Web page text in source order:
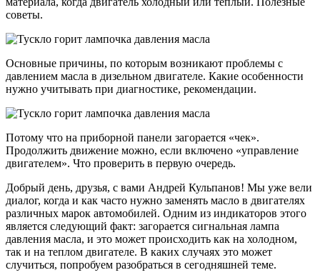
советы.
Основные причины, по которым возникают проблемы с
давлением масла в дизельном двигателе. Какие особенности
нужно учитывать при диагностике, рекомендации.
Потому что на приборной панели загорается «чек».
Продолжить движение можно, если включено «управление
двигателем». Что проверить в первую очередь.
Добрый день, друзья, с вами Андрей Кульпанов! Мы уже вели
диалог, когда и как часто нужно заменять масло в двигателях
различных марок автомобилей. Одним из индикаторов этого
является следующий факт: загорается сигнальная лампа
давления масла, и это может происходить как на холодном,
так и на теплом двигателе. В каких случаях это может
случиться, попробуем разобраться в сегодняшней теме.